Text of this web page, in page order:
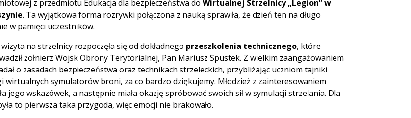
z przedmiotu Edukacja dla bezpieczeństwa do Wirtualnej Strzelnicy „Legion” w
. Ta wyjątkowa forma rozrywki połączona z nauką sprawiła, że dzień ten na długo
w pamięci uczestników.
na strzelnicy rozpoczęła się od dokładnego przeszkolenia technicznego, które
żołnierz Wojsk Obrony Terytorialnej, Pan Mariusz Spustek. Z wielkim zaangażowaniem
o zasadach bezpieczeństwa oraz technikach strzeleckich, przybliżając uczniom tajniki
wirtualnych symulatorów broni, za co bardzo dziękujemy. Młodzież z zainteresowaniem
jego wskazówek, a następnie miała okazję spróbować swoich sił w symulacji strzelania. Dla
to pierwsza taka przygoda, więc emocji nie brakowało.